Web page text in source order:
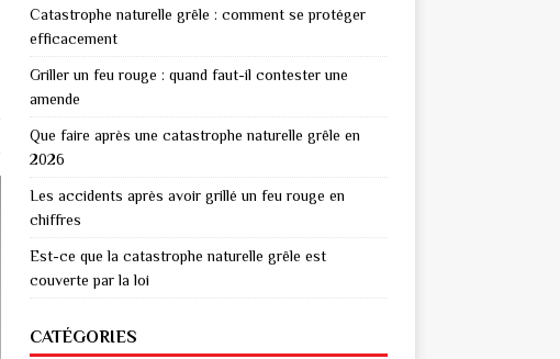
Catastrophe naturelle grêle : comment se protéger
efficacement
Griller un feu rouge : quand faut-il contester une
amende
Que faire après une catastrophe naturelle grêle en
2026
Les accidents après avoir grillé un feu rouge en
chiffres
Est-ce que la catastrophe naturelle grêle est
couverte par la loi
CATÉGORIES